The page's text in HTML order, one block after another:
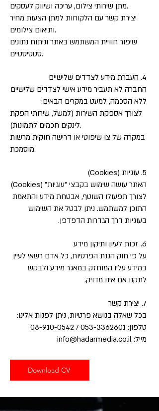
מתן שירותי צילום, עריכה ושיווק לעסקים.
יצירת קשר עם הלקוחות למתן הצעות מחיר
ותיאום צילומים.
שיפור חוויית המשתמש באתר וניתוח נתונים
סטטיסטיים.
4. העברת מידע לצדדים שלישיים
החברה לא תעביר מידע אישי לצדדים שלישיים
ללא הסכמה, למעט במקרים הבאים:
לצורך אספקת השירות (למשל, שירותי הפקת
לינקים חכמים לתמונות).
במקרה של צו שיפוטי או דרישה חוקית מרשות
מוסמכת.
5. עוגיות (Cookies)
האתר עושה שימוש בקבצי "עוגיות" (Cookies)
לצורך תפעולו השוטף, אבטחת מידע והתאמת
התוכן למשתמש. ניתן לבטל את השימוש
בעוגיות דרך הגדרות הדפדפן.
6. זכות לעיון ותיקון מידע
על פי חוק הגנת הפרטיות, כל אדם רשאי לעיין
במידע עליו המוחזק במאגר מידע ולבקש
לתקנו אם אינו מדויק.
7. יצירת קשר
בכל שאלה בנושא פרטיות, ניתן לפנות אלינו:
טלפון: 053-3362601
/
08-910-0542
מייל: info@hadarmedia.co.il
Download CV